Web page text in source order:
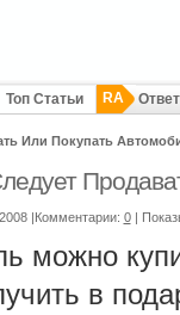
Топ Статьи RA
Или Покупать
|Комментарии: 0 |
можно
в